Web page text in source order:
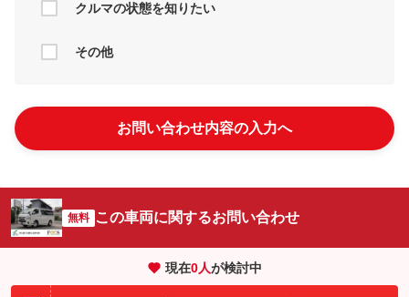
クルマの状態を知りたい
その他
お問い合わせ内容の入力へ
無料 この車両に関するお問い合わせ
現在0人が検討中